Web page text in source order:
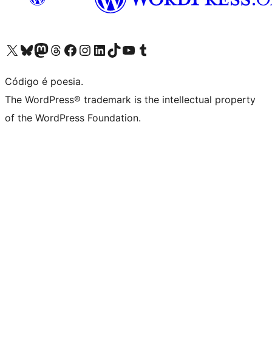
Visite a nossa conta X (antigo Twitter)
Visit our Bluesky account
Visit our Mastodon account
Visit our Threads account
Visite a nossa página do Facebook
Visite a nossa conta no Instagram
Visite a nossa conta no LinkedIn
Visit our TikTok account
Visit our YouTube channel
Visit our Tumblr account
Código é poesia.
The WordPress® trademark is the intellectual property
of the WordPress Foundation.